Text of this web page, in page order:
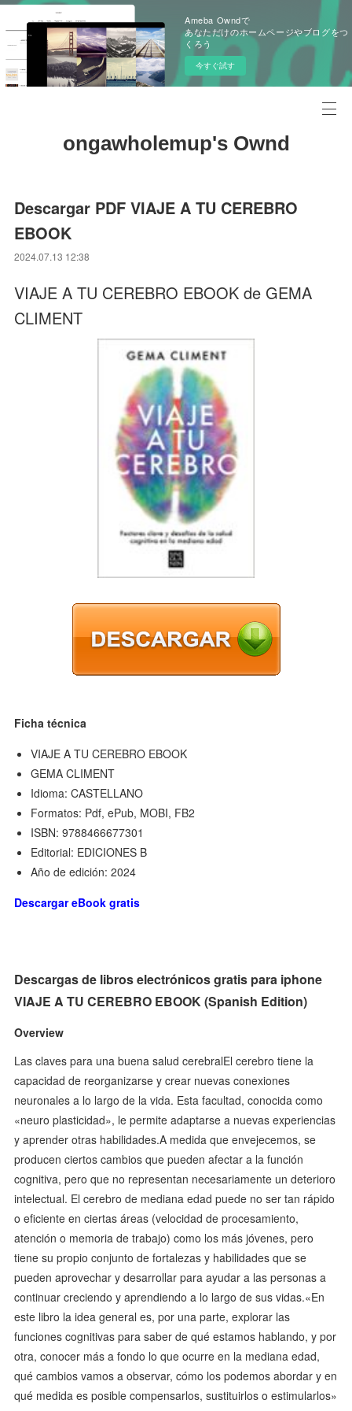
Ameba Owndで
あなただけのホームページやブログをつ
くろう
今すぐ試す
ongawholemup's Ownd
Descargar PDF VIAJE A TU CEREBRO
EBOOK
2024.07.13 12:38
VIAJE A TU CEREBRO EBOOK de GEMA
CLIMENT
Ficha técnica
VIAJE A TU CEREBRO EBOOK
GEMA CLIMENT
Idioma: CASTELLANO
Formatos: Pdf, ePub, MOBI, FB2
ISBN: 9788466677301
Editorial: EDICIONES B
Año de edición: 2024
Descargar eBook gratis
Descargas de libros electrónicos gratis para iphone
VIAJE A TU CEREBRO EBOOK (Spanish Edition)
Overview
Las claves para una buena salud cerebralEl cerebro tiene la
capacidad de reorganizarse y crear nuevas conexiones
neuronales a lo largo de la vida. Esta facultad, conocida como
«neuro plasticidad», le permite adaptarse a nuevas experiencias
y aprender otras habilidades.A medida que envejecemos, se
producen ciertos cambios que pueden afectar a la función
cognitiva, pero que no representan necesariamente un deterioro
intelectual. El cerebro de mediana edad puede no ser tan rápido
o eficiente en ciertas áreas (velocidad de procesamiento,
atención o memoria de trabajo) como los más jóvenes, pero
tiene su propio conjunto de fortalezas y habilidades que se
pueden aprovechar y desarrollar para ayudar a las personas a
continuar creciendo y aprendiendo a lo largo de sus vidas.«En
este libro la idea general es, por una parte, explorar las
funciones cognitivas para saber de qué estamos hablando, y por
otra, conocer más a fondo lo que ocurre en la mediana edad,
qué cambios vamos a observar, cómo los podemos abordar y en
qué medida es posible compensarlos, sustituirlos o estimularlos»